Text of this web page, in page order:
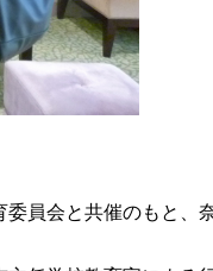
員会と共催のもと、